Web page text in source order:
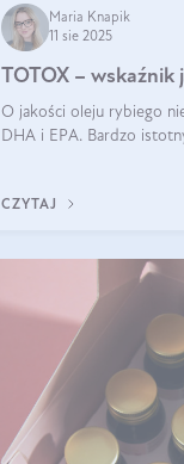
Maria Knapik
11 sie 2025
TOTOX –
O jakości oleju rybiego
DHA i EPA. Bardzo
CZYTAJ